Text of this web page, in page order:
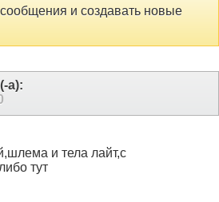
и создавать новые
а):
и тела лайт,с
тут